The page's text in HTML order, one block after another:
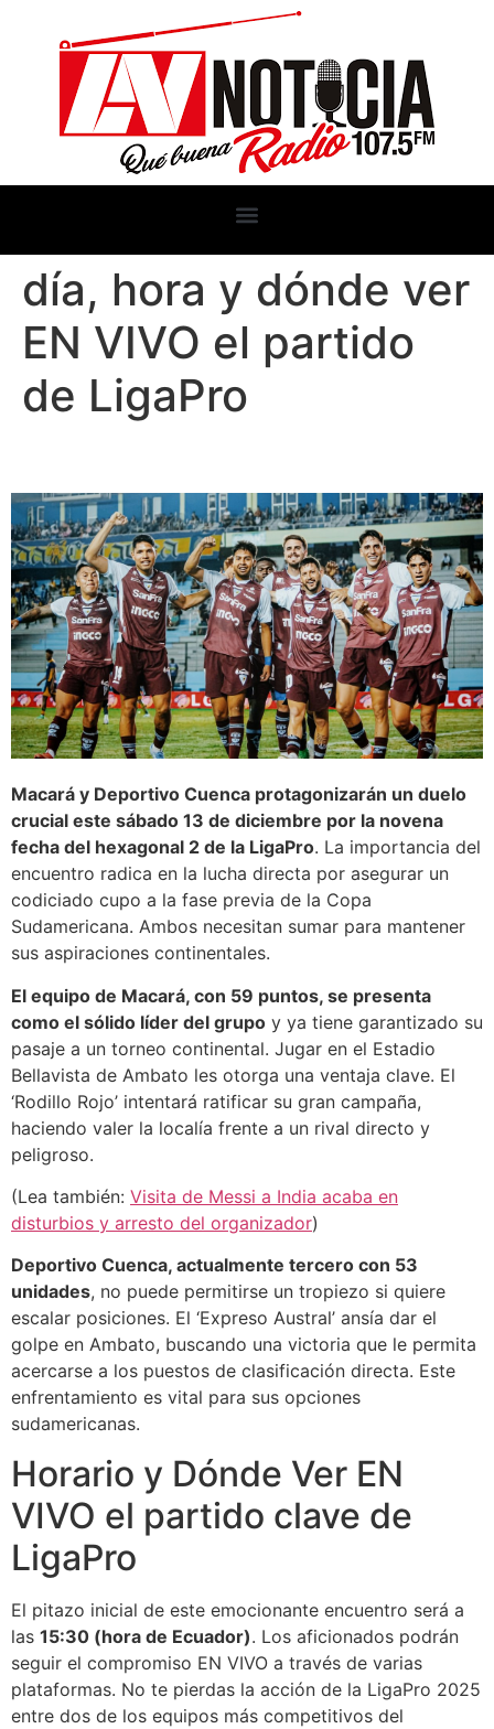
día, hora y dónde ver
EN VIVO el partido
de LigaPro
Macará y Deportivo Cuenca protagonizarán un duelo
crucial este sábado 13 de diciembre por la novena
fecha del hexagonal 2 de la LigaPro. La importancia del
encuentro radica en la lucha directa por asegurar un
codiciado cupo a la fase previa de la Copa
Sudamericana. Ambos necesitan sumar para mantener
sus aspiraciones continentales.
El equipo de Macará, con 59 puntos, se presenta
como el sólido líder del grupo y ya tiene garantizado su
pasaje a un torneo continental. Jugar en el Estadio
Bellavista de Ambato les otorga una ventaja clave. El
‘Rodillo Rojo’ intentará ratificar su gran campaña,
haciendo valer la localía frente a un rival directo y
peligroso.
(Lea también: Visita de Messi a India acaba en
disturbios y arresto del organizador)
Deportivo Cuenca, actualmente tercero con 53
unidades, no puede permitirse un tropiezo si quiere
escalar posiciones. El ‘Expreso Austral’ ansía dar el
golpe en Ambato, buscando una victoria que le permita
acercarse a los puestos de clasificación directa. Este
enfrentamiento es vital para sus opciones
sudamericanas.
Horario y Dónde Ver EN
VIVO el partido clave de
LigaPro
El pitazo inicial de este emocionante encuentro será a
las 15:30 (hora de Ecuador). Los aficionados podrán
seguir el compromiso EN VIVO a través de varias
plataformas. No te pierdas la acción de la LigaPro 2025
entre dos de los equipos más competitivos del